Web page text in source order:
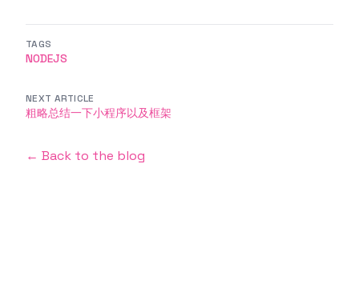
TAGS
NODEJS
NEXT ARTICLE
粗略总结一下小程序以及框架
← Back to the blog